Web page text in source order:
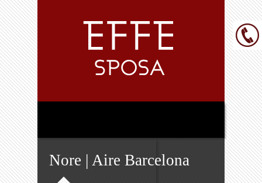
Nore | Aire Barcelona